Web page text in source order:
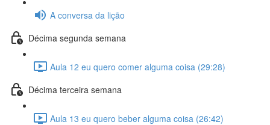
A conversa da lição
Décima segunda semana
Aula 12 eu quero comer alguma coisa (29:28)
Décima terceira semana
Aula 13 eu quero beber alguma coisa (26:42)